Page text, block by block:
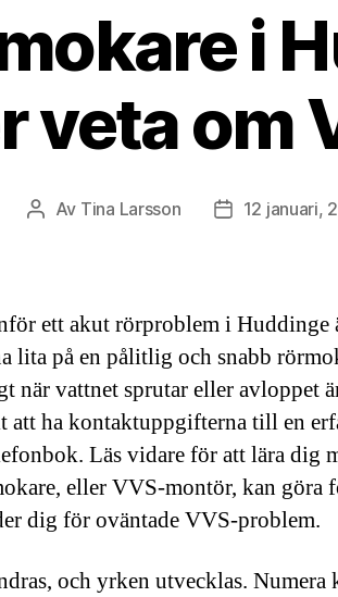
i
veta om
Inläggsförfattare
Av Tina Larsson Inläggsdatum
12 januari,
ett akut rörproblem i Huddinge
lita på en pålitlig och snabb
när vattnet sprutar eller avloppet
att ha kontaktuppgifterna till en
Läs vidare för att lära dig
eller VVS-montör, kan göra
dig för oväntade VVS-problem.
och yrken utvecklas. Numera